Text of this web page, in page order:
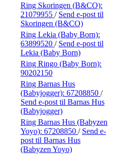
Ring Skoringen (B&CO):
21079955 / Send e-post til
Skoringen (B&CO)
Ring Lekia (Baby Born):
63899520 / Send e-post til
Lekia (Baby Born)
Ring Ringo (Baby Born):
90202150
Ring Barnas Hus
(Babyjogger): 67208850 /
Send e-post til Barnas Hus
(Babyjogger)
Ring Barnas Hus (Babyzen
Yoyo): 67208850 / Send e-
post til Barnas Hus
(Babyzen Yoyo)